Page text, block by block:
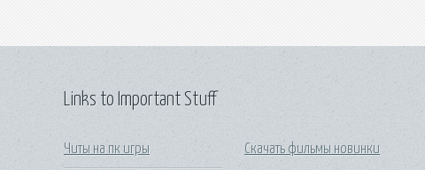
Links to Important Stuff
Читы на пк игры
Скачать фильмы новинки